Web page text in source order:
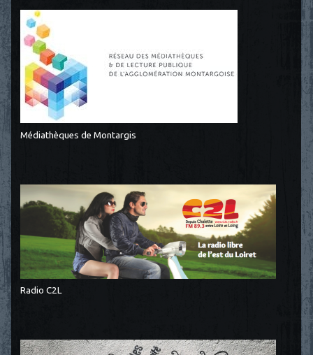
Médiathèques de Montargis
Radio C2L